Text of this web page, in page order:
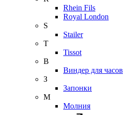
Rhein Fils
Royal London
S
Stailer
T
Tissot
В
Виндер для часов
З
Запонки
М
Молния